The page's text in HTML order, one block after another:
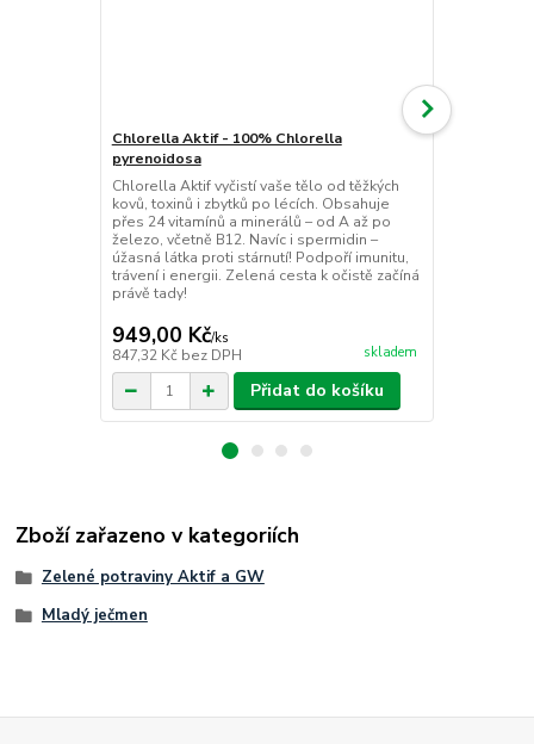
Chlorella Aktif - 100% Chlorella
pyrenoidosa
Chlorella Aktif vyčistí vaše tělo od těžkých
kovů, toxinů i zbytků po lécích. Obsahuje
přes 24 vitamínů a minerálů – od A až po
železo, včetně B12. Navíc i spermidin –
úžasná látka proti stárnutí! Podpoří imunitu,
trávení i energii. Zelená cesta k očistě začíná
právě tady!
949,00 Kč/ks
847,32 Kč bez DPH skladem
Přidat do košíku
Zboží zařazeno v kategoriích
Zelené potraviny Aktif a GW
Mladý ječmen